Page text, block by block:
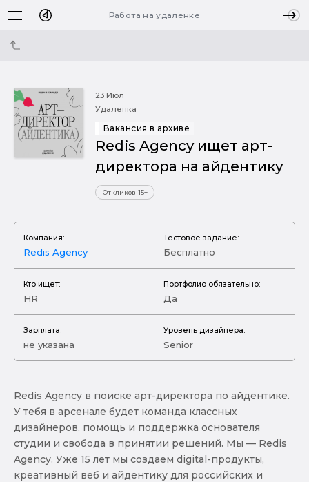
Работа на удаленке
23 Июл
Удаленка
Вакансия в архиве
Redis Agency ищет арт-
директора на айдентику
Откликов 15+
Компания:
Redis Agency
Тестовое задание:
Бесплатно
Кто ищет:
HR
Портфолио обязательно:
Да
Зарплата:
не указана
Уровень дизайнера:
Senior
Redis Agency в поиске арт-директора по айдентике.
У тебя в арсенале будет команда классных
дизайнеров, помощь и поддержка основателя
студии и свобода в принятии решений. Мы — Redis
Agency. Уже 15 лет мы создаем digital-продукты,
креативный веб и айдентику для российских и